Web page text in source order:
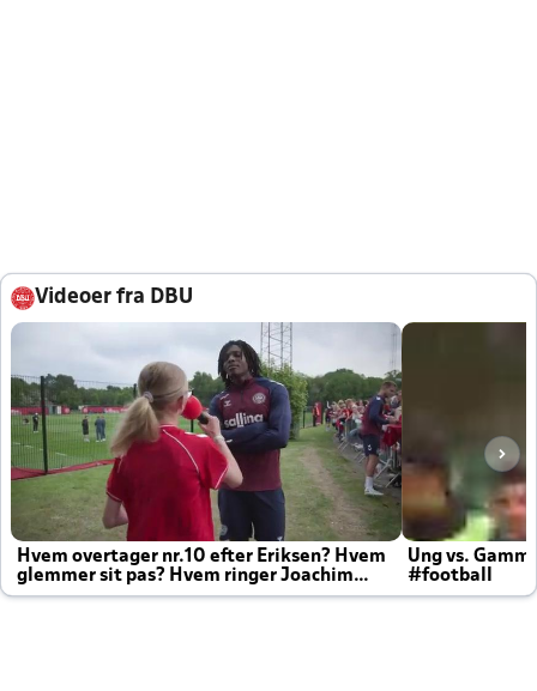
Videoer fra DBU
Hvem overtager nr.10 efter Eriksen? Hvem
glemmer sit pas? Hvem ringer Joachim
altid til efter kampe?
Ung vs.
#football